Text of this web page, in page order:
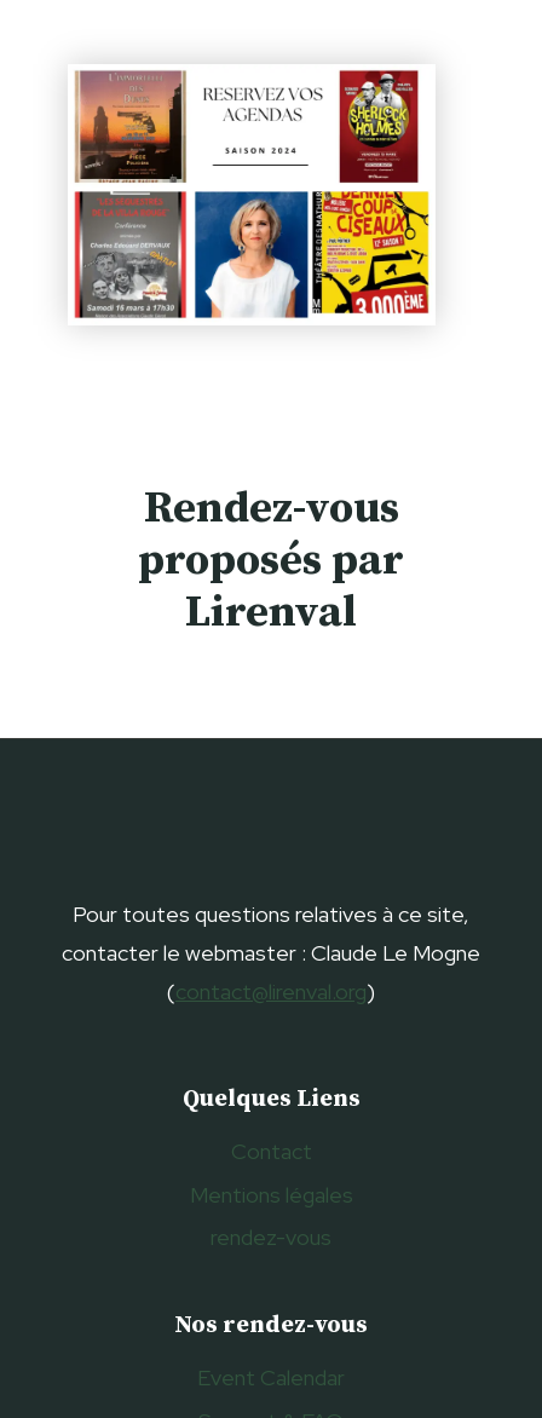
Rendez-vous
proposés par
Lirenval
Pour toutes questions relatives à ce site,
contacter le webmaster : Claude Le Mogne
(contact@lirenval.org)
Quelques Liens
Contact
Mentions légales
rendez-vous
Nos rendez-vous
Event Calendar